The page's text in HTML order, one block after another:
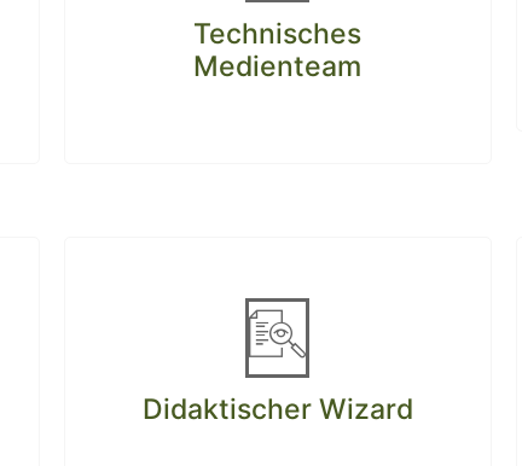
Technisches
Medienteam
Didaktischer Wizard